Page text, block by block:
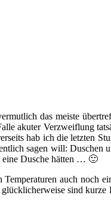
das meiste
akuter Verzweiflung
hab ich die letzten
sagen will: Duschen
eine Dusche hätten … 🙂
auch noch
sind